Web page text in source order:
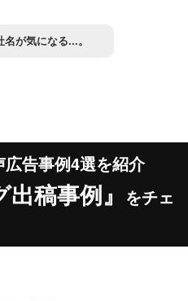
が気になる...。
告事例4選を紹介
稿事例』
をチェ